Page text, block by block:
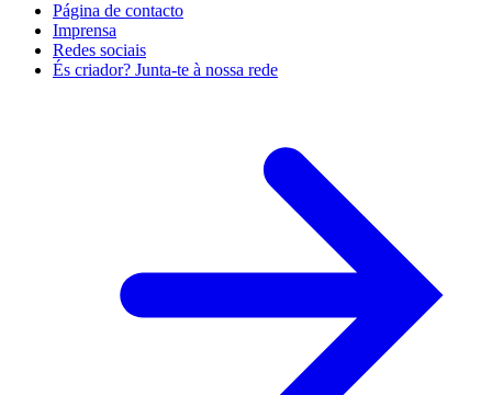
Página de contacto
Imprensa
Redes sociais
És criador? Junta-te à nossa rede